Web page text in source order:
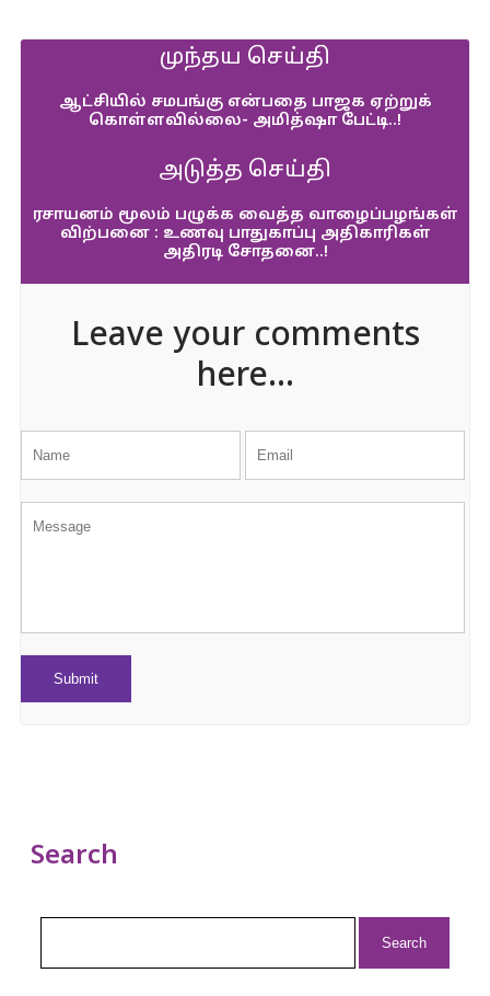
முந்தய செய்தி
ஆட்சியில் சமபங்கு என்பதை பாஜக ஏற்றுக்
கொள்ளவில்லை- அமித்ஷா பேட்டி..!
அடுத்த செய்தி
ரசாயனம் மூலம் பழுக்க வைத்த வாழைப்பழங்கள்
விற்பனை : உணவு பாதுகாப்பு அதிகாரிகள்
அதிரடி சோதனை..!
Leave your comments
here...
Search